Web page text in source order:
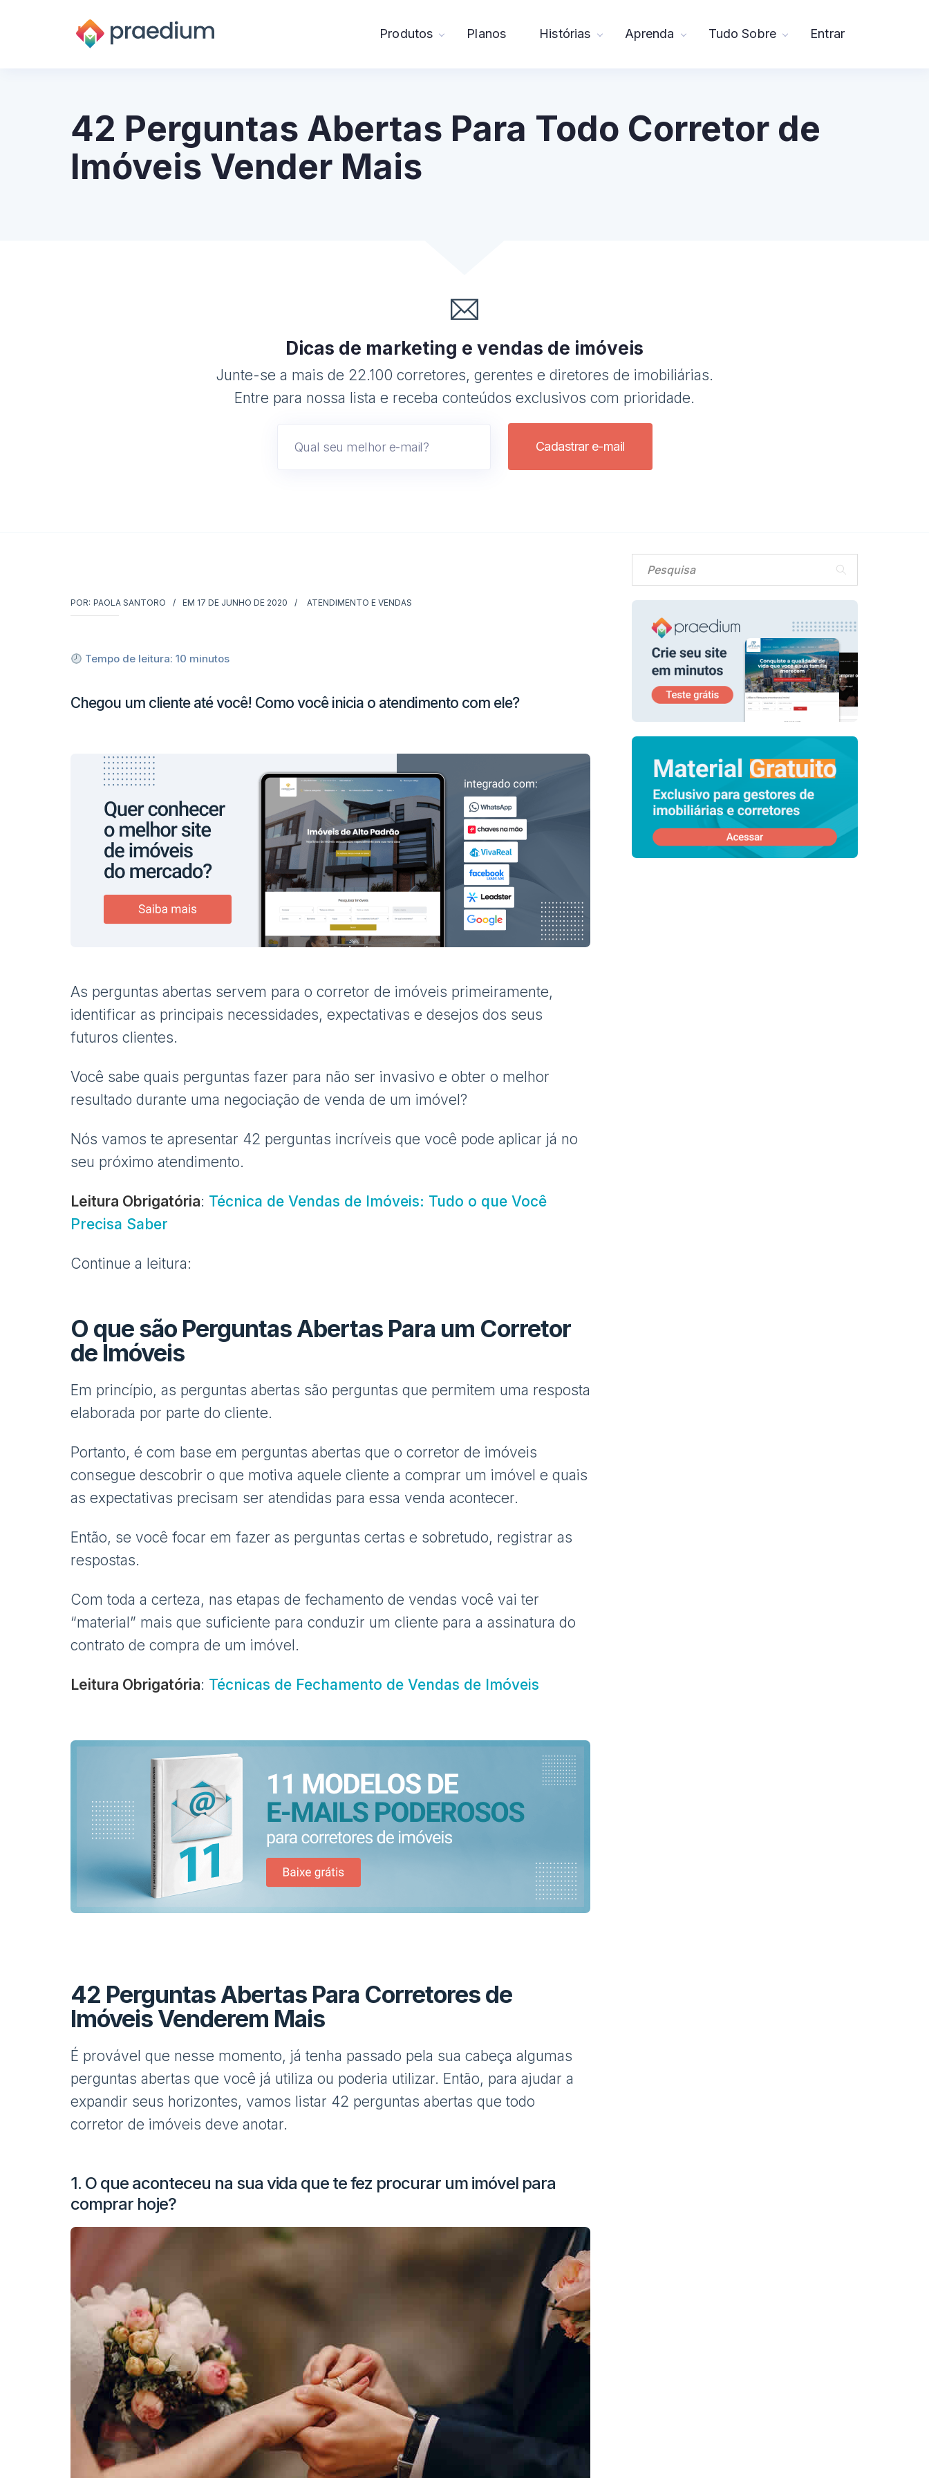
Produtos Planos Histórias Aprenda Tudo Sobre Entrar
42 Perguntas Abertas Para Todo Corretor de
Imóveis Vender Mais
Dicas de marketing e vendas de imóveis
Junte-se a mais de 22.100 corretores, gerentes e diretores de imobiliárias.
Entre para nossa lista e receba conteúdos exclusivos com prioridade.
Cadastrar e-mail
POR: PAOLA SANTORO EM 17 DE JUNHO DE 2020 ATENDIMENTO E VENDAS
Tempo de leitura:10 minutos
Chegou um cliente até você! Como você inicia o atendimento com ele?
As perguntas abertas servem para o corretor de imóveis primeiramente,
identificar as principais necessidades, expectativas e desejos dos seus
futuros clientes.
Você sabe quais perguntas fazer para não ser invasivo e obter o melhor
resultado durante uma negociação de venda de um imóvel?
Nós vamos te apresentar 42 perguntas incríveis que você pode aplicar já no
seu próximo atendimento.
Leitura Obrigatória: Técnica de Vendas de Imóveis: Tudo o que Você
Precisa Saber
Continue a leitura:
O que são Perguntas Abertas Para um Corretor
de Imóveis
Em princípio, as perguntas abertas são perguntas que permitem uma resposta
elaborada por parte do cliente.
Portanto, é com base em perguntas abertas que o corretor de imóveis
consegue descobrir o que motiva aquele cliente a comprar um imóvel e quais
as expectativas precisam ser atendidas para essa venda acontecer.
Então, se você focar em fazer as perguntas certas e sobretudo, registrar as
respostas.
Com toda a certeza, nas etapas de fechamento de vendas você vai ter
“material” mais que suficiente para conduzir um cliente para a assinatura do
contrato de compra de um imóvel.
Leitura Obrigatória: Técnicas de Fechamento de Vendas de Imóveis
42 Perguntas Abertas Para Corretores de
Imóveis Venderem Mais
É provável que nesse momento, já tenha passado pela sua cabeça algumas
perguntas abertas que você já utiliza ou poderia utilizar. Então, para ajudar a
expandir seus horizontes, vamos listar 42 perguntas abertas que todo
corretor de imóveis deve anotar.
1. O que aconteceu na sua vida que te fez procurar um imóvel para
comprar hoje?